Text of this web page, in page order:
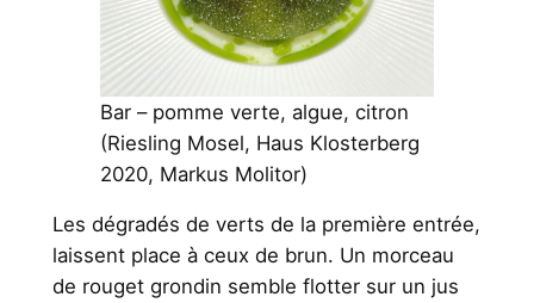
Bar – pomme verte, algue, citron
(Riesling Mosel, Haus Klosterberg
2020, Markus Molitor)
Les dégradés de verts de la première entrée,
laissent place à ceux de brun. Un morceau
de rouget grondin semble flotter sur un jus